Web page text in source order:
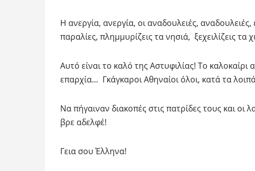
Η ανεργία, ανεργία, οι αναδουλειές, αναδουλειές,
παραλίες, πλημμυρίζεις τα νησιά, ξεχειλίζεις τα
Αυτό είναι το καλό της Αστυφιλίας! Το καλοκαίρι
επαρχία… Γκάγκαροι Αθηναίοι όλοι, κατά τα
Να πήγαιναν διακοπές στις πατρίδες τους και οι
βρε αδελφέ!
Γεια σου Έλληνα!